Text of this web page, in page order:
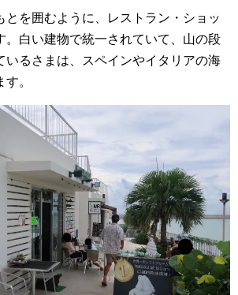
とを囲むように、レストラン・ショッ
。白い建物で統一されていて、山の段
いるさまは、スペインやイタリアの海
。